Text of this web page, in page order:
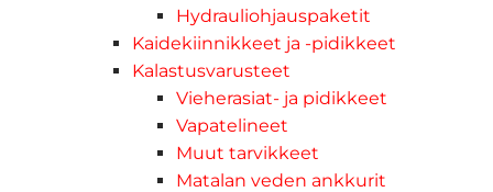
Hydrauliohjauspaketit
Kaidekiinnikkeet ja -pidikkeet
Kalastusvarusteet
Vieherasiat- ja pidikkeet
Vapatelineet
Muut tarvikkeet
Matalan veden ankkurit